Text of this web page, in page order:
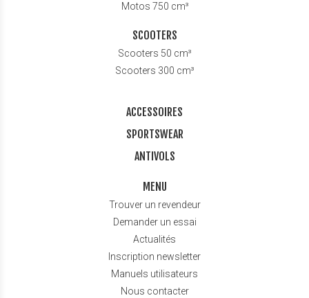
Motos 750 cm³
SCOOTERS
Scooters 50 cm³
Scooters 300 cm³
ACCESSOIRES
SPORTSWEAR
ANTIVOLS
MENU
Trouver un revendeur
Demander un essai
Actualités
Inscription newsletter
Manuels utilisateurs
Nous contacter